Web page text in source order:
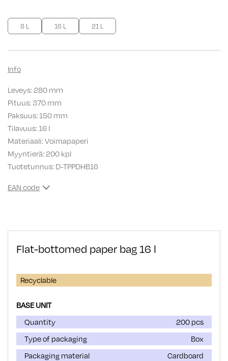
8 L 16 L 21 L
Info
Leveys: 280 mm
Pituus: 370 mm
Paksuus: 150 mm
Tilavuus: 16 l
Materiaali: Voimapaperi
Myyntierä: 200 kpl
Tuotetunnus: D-TPPDHB16
EAN code
Flat-bottomed paper bag 16 l
Recyclable
BASE UNIT
Quantity
200 pcs
Type of packaging
Box
Packaging material
Cardboard